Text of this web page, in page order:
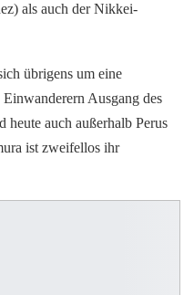
als auch der Nikkei-
übrigens um eine
Ausgang des
heute auch außerhalb Perus
ist zweifellos ihr